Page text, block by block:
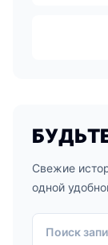
Свежие
одной
Поиск